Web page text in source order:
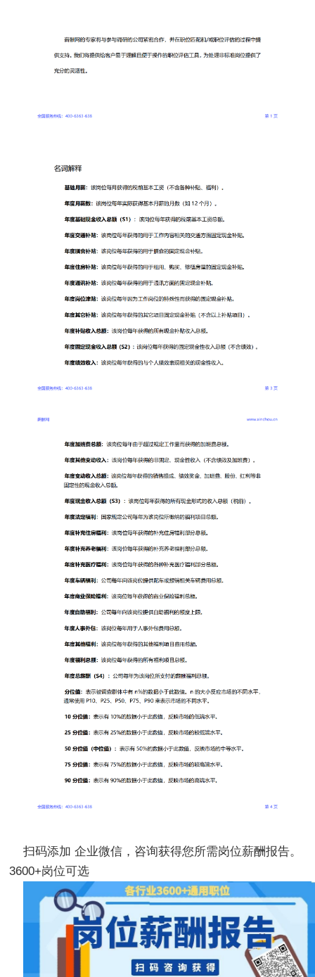
扫码添加 企业微信，咨询获得您所需岗位薪酬报告。
3600+岗位可选